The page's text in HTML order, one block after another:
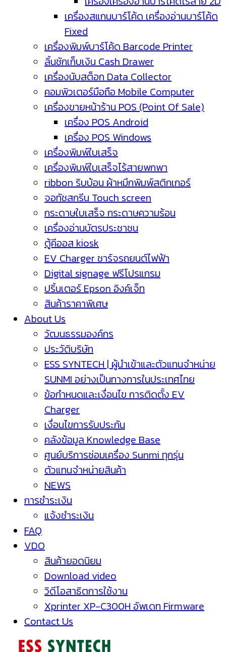
เครื่องสแกนบาร์โค้ด เครื่องอ่านบาร์โค้ด
Fixed
เครื่องพิมพ์บาร์โค้ด Barcode Printer
ลิ้นชักเก็บเงิน Cash Drawer
เครื่องนับสต็อก Data Collector
คอมพิวเตอร์มือถือ Mobile Computer
เครื่องขายหน้าร้าน POS (Point Of Sale)
เครื่อง POS Android
เครื่อง POS Windows
เครื่องพิมพ์ใบเสร็จ
เครื่องพิมพ์ใบเสร็จไร้สายพกพา
ribbon ริบบ้อน ผ้าหมึกพิมพ์สติกเกอร์
จอทัชสกรีน Touch screen
กระดาษใบเสร็จ กระดาษความร้อน
เครื่องอ่านบัตรประชาชน
ตู้คีออส kiosk
EV Charger ชาร์จรถยนต์ไฟฟ้า
Digital signage ฟรีโปรแกรม
ปริ้นเตอร์ Epson อิงค์เจ็ท
สินค้าราคาพิเศษ
About Us
วัฒนธรรมองค์กร
ประวัติบริษัท
ESS SYNTECH | ผู้นำเข้าและตัวแทนจำหน่าย
SUNMI อย่างเป็นทางการในประเทศไทย
ข้อกำหนดและเงื่อนไข การติดตั้ง EV
Charger
เงื่อนไขการรับประกัน
คลังข้อมูล Knowledge Base
ศูนย์บริการซ่อมเครื่อง Sunmi ทุกรุ่น
ตัวแทนจำหน่ายสินค้า
NEWS
การชำระเงิน
แจ้งชำระเงิน
FAQ
VDO
สินค้ายอดนิยม
Download video
วิดีโอสาธิตการใช้งาน
Xprinter XP-C300H อัพเดท Firmware
Contact Us